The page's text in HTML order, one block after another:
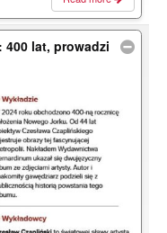
400 lat, prowadzi